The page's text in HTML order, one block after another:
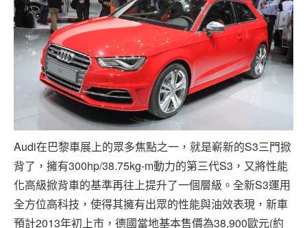
Audi在巴黎車展上的眾多焦點之一，就是嶄新的S3三門掀
背了，擁有300hp/38.75kg-m動力的第三代S3，又將性能
化高級掀背車的基準再往上提升了一個層級。全新S3運用
全方位高科技，使得其擁有出眾的性能與油效表現，新車
預計2013年初上市，德國當地基本售價為38,900歐元(約